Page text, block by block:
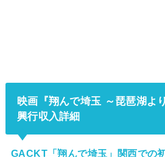
映画『翔んで埼玉 ～琵琶湖よ
興行収入詳細
GACKT「翔んで埼玉」関西での